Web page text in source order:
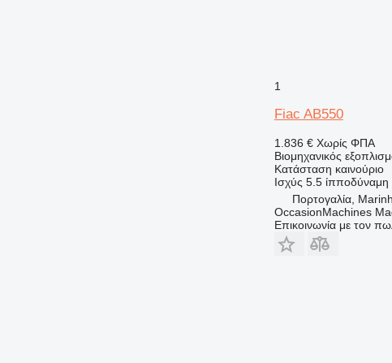
1
Fiac AB550
1.836 € Χωρίς ΦΠΑ
Βιομηχανικός
Κατάσταση καινούριο
Ισχύς 5.5 ίπποδύναμη
Πορτογαλία,
OccasionMachines
Επικοινωνία με τον